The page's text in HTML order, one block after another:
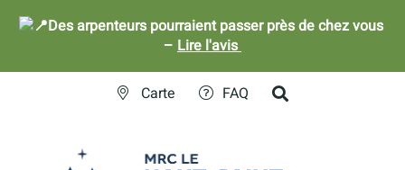
Des arpenteurs pourraient passer près de chez vous
– Lire l'avis
Carte FAQ